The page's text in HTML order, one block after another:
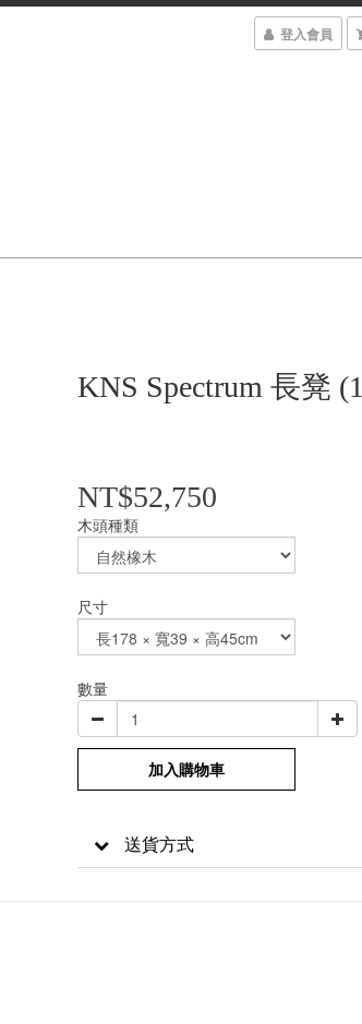
登入會員
KNS Spectrum 長凳
NT$52,750
木頭種類
尺寸
數量
加入購物車
送貨方式